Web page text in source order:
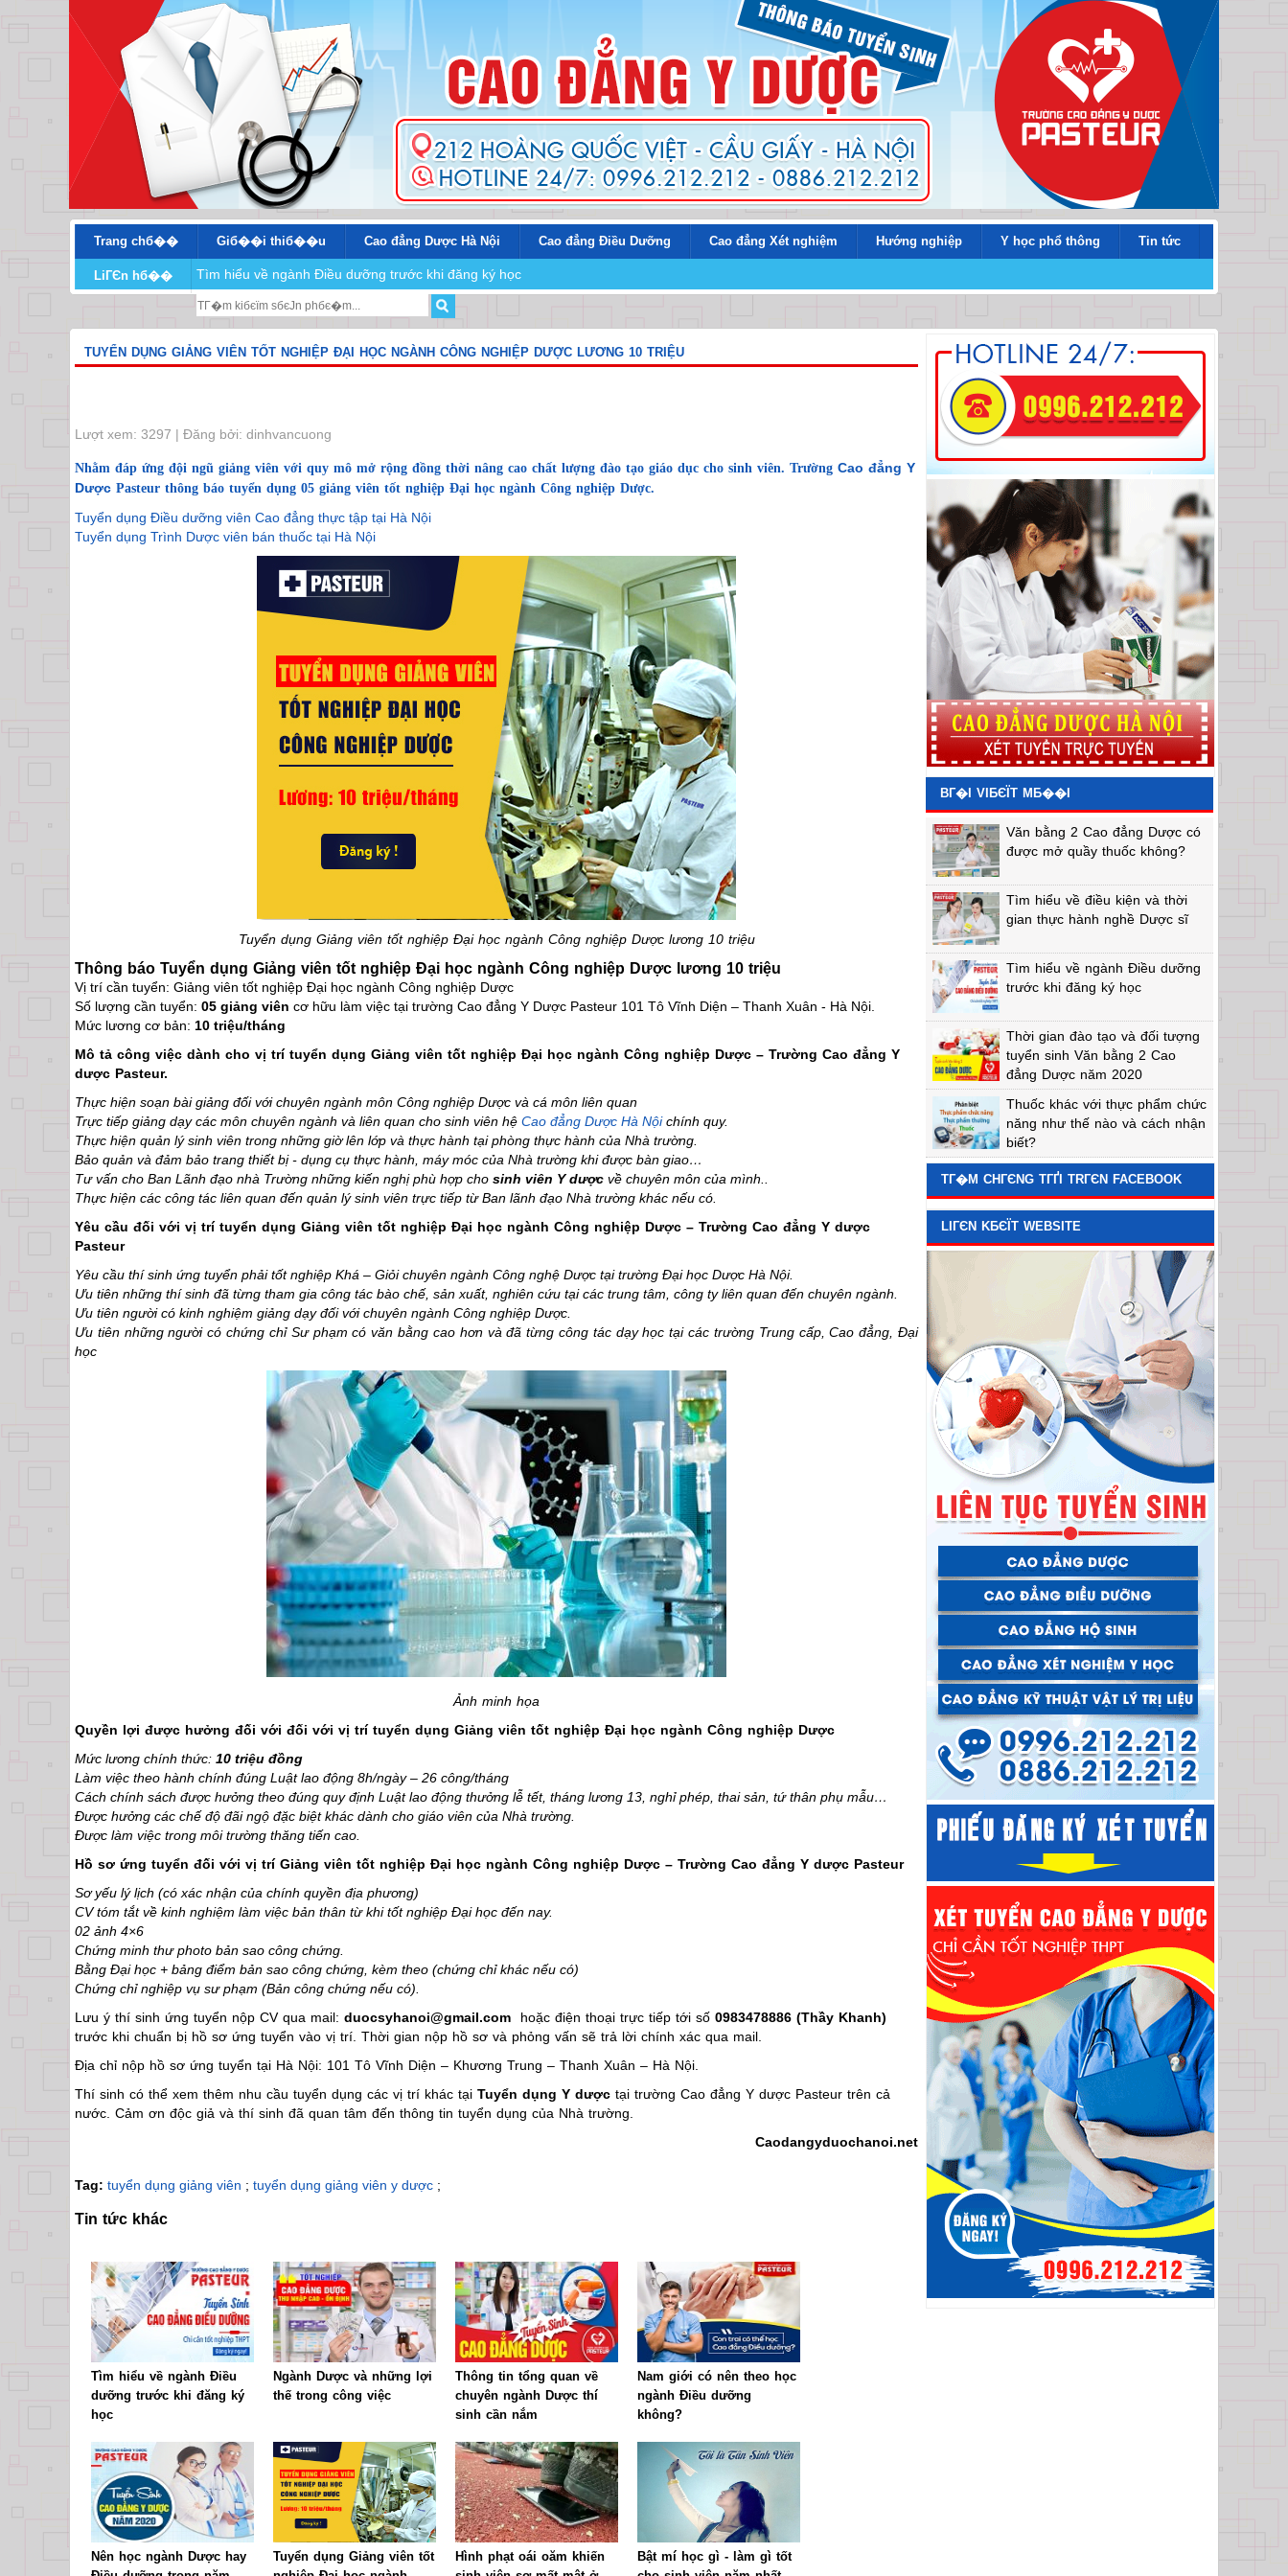
Trang chб�� Giб��i thiб��u Cao đẳng Dược Hà Nội Cao đẳng Điều Dưỡng Cao đẳng Xét nghiệm Hướng nghiệp Y học phổ thông Tin tức
LiГЄn hб�� Tìm hiểu về ngành Điều dưỡng trước khi đăng ký học
TUYỂN DỤNG GIẢNG VIÊN TỐT NGHIỆP ĐẠI HỌC NGÀNH CÔNG NGHIỆP DƯỢC LƯƠNG 10 TRIỆU
Lượt xem: 3297 | Đăng bởi: dinhvancuong
Nhằm đáp ứng đội ngũ giảng viên với quy mô mở rộng đồng thời nâng cao chất lượng đào tạo giáo dục cho sinh viên. Trường Cao đẳng Y
Dược Pasteur thông báo tuyển dụng 05 giảng viên tốt nghiệp Đại học ngành Công nghiệp Dược.
Tuyển dụng Điều dưỡng viên Cao đẳng thực tập tại Hà Nội
Tuyển dụng Trình Dược viên bán thuốc tại Hà Nội
Tuyển dụng Giảng viên tốt nghiệp Đại học ngành Công nghiệp Dược lương 10 triệu
Thông báo Tuyển dụng Giảng viên tốt nghiệp Đại học ngành Công nghiệp Dược lương 10 triệu
Vị trí cần tuyển: Giảng viên tốt nghiệp Đại học ngành Công nghiệp Dược
Số lượng cần tuyển: 05 giảng viên cơ hữu làm việc tại trường Cao đẳng Y Dược Pasteur 101 Tô Vĩnh Diện – Thanh Xuân - Hà Nội.
Mức lương cơ bản: 10 triệu/tháng
Mô tả công việc dành cho vị trí tuyển dụng Giảng viên tốt nghiệp Đại học ngành Công nghiệp Dược – Trường Cao đẳng Y
dược Pasteur.
Thực hiện soạn bài giảng đối với chuyên ngành môn Công nghiệp Dược và cá môn liên quan
Trực tiếp giảng dạy các môn chuyên ngành và liên quan cho sinh viên hệ Cao đẳng Dược Hà Nộichính quy.
Thực hiện quản lý sinh viên trong những giờ lên lớp và thực hành tại phòng thực hành của Nhà trường.
Bảo quản và đảm bảo trang thiết bị - dụng cụ thực hành, máy móc của Nhà trường khi được bàn giao…
Tư vấn cho Ban Lãnh đạo nhà Trường những kiến nghị phù hợp cho sinh viên Y dược về chuyên môn của mình..
Thực hiện các công tác liên quan đến quản lý sinh viên trực tiếp từ Ban lãnh đạo Nhà trường khác nếu có.
Yêu cầu đối với vị trí tuyển dụng Giảng viên tốt nghiệp Đại học ngành Công nghiệp Dược – Trường Cao đẳng Y dược
Pasteur
Yêu cầu thí sinh ứng tuyển phải tốt nghiệp Khá – Giỏi chuyên ngành Công nghệ Dược tại trường Đại học Dược Hà Nội.
Ưu tiên những thí sinh đã từng tham gia công tác bào chế, sản xuất, nghiên cứu tại các trung tâm, công ty liên quan đến chuyên ngành.
Ưu tiên người có kinh nghiệm giảng dạy đối với chuyên ngành Công nghiệp Dược.
Ưu tiên những người có chứng chỉ Sư phạm có văn bằng cao hơn và đã từng công tác dạy học tại các trường Trung cấp, Cao đẳng, Đại
học
Ảnh minh họa
Quyền lợi được hưởng đối với đối với vị trí tuyển dụng Giảng viên tốt nghiệp Đại học ngành Công nghiệp Dược
Mức lương chính thức: 10 triệu đồng
Làm việc theo hành chính đúng Luật lao động 8h/ngày – 26 công/tháng
Cách chính sách được hưởng theo đúng quy định Luật lao động thưởng lễ tết, tháng lương 13, nghỉ phép, thai sản, tứ thân phụ mẫu…
Được hưởng các chế độ đãi ngộ đặc biệt khác dành cho giáo viên của Nhà trường.
Được làm việc trong môi trường thăng tiến cao.
Hồ sơ ứng tuyển đối với vị trí Giảng viên tốt nghiệp Đại học ngành Công nghiệp Dược – Trường Cao đẳng Y dược Pasteur
Sơ yếu lý lịch (có xác nhận của chính quyền địa phương)
CV tóm tắt về kinh nghiệm làm việc bản thân từ khi tốt nghiệp Đại học đến nay.
02 ảnh 4×6
Chứng minh thư photo bản sao công chứng.
Bằng Đại học + bảng điểm bản sao công chứng, kèm theo (chứng chỉ khác nếu có)
Chứng chỉ nghiệp vụ sư phạm (Bản công chứng nếu có).
Lưu ý thí sinh ứng tuyển nộp CV qua mail: duocsyhanoi@gmail.com hoặc điện thoại trực tiếp tới số 0983478886 (Thầy Khanh)
trước khi chuẩn bị hồ sơ ứng tuyển vào vị trí. Thời gian nộp hồ sơ và phỏng vấn sẽ trả lời chính xác qua mail.
Địa chỉ nộp hồ sơ ứng tuyển tại Hà Nội: 101 Tô Vĩnh Diện – Khương Trung – Thanh Xuân – Hà Nội.
Thí sinh có thể xem thêm nhu cầu tuyển dụng các vị trí khác tại Tuyển dụng Y dược tại trường Cao đẳng Y dược Pasteur trên cả
nước. Cảm ơn độc giả và thí sinh đã quan tâm đến thông tin tuyển dụng của Nhà trường.
Caodangyduochanoi.net
Tag: tuyển dụng giảng viên ; tuyển dụng giảng viên y dược ;
Tin tức khác
Tìm hiểu về ngành Điều
dưỡng trước khi đăng ký
học
Ngành Dược và những lợi
thế trong công việc
Thông tin tổng quan về
chuyên ngành Dược thí
sinh cần nắm
Nam giới có nên theo học
ngành Điều dưỡng
không?
Nên học ngành Dược hay
Tuyển dụng Giảng viên tốt
Hình phạt oái oăm khiến
Bật mí học gì - làm gì tốt
BГ�I VIБЄЇT MБ��I
Văn bằng 2 Cao đẳng Dược có
được mở quầy thuốc không?
Tìm hiểu về điều kiện và thời
gian thực hành nghề Dược sĩ
Tìm hiểu về ngành Điều dưỡng
trước khi đăng ký học
Thời gian đào tạo và đối tượng
tuyển sinh Văn bằng 2 Cao
đẳng Dược năm 2020
Thuốc khác với thực phẩm chức
năng như thế nào và cách nhận
biết?
TГ�M CHГЄNG TГҐI TRГЄN FACEBOOK
LIГЄN KБЄЇT WEBSITE